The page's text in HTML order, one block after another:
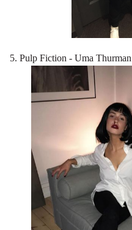
5. Pulp Fiction - Uma Thurman